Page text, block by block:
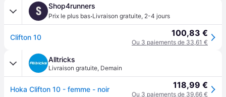
S Shop4runners
Prix le plus bas·Livraison gratuite, 2-4 jours
Clifton 10 100,83 €
Ou 3 paiements de 33,61 €
Alltricks
Livraison gratuite, Demain
Hoka Clifton 10 - femme - noir 118,99 €
Ou 3 paiements de 39,66 €